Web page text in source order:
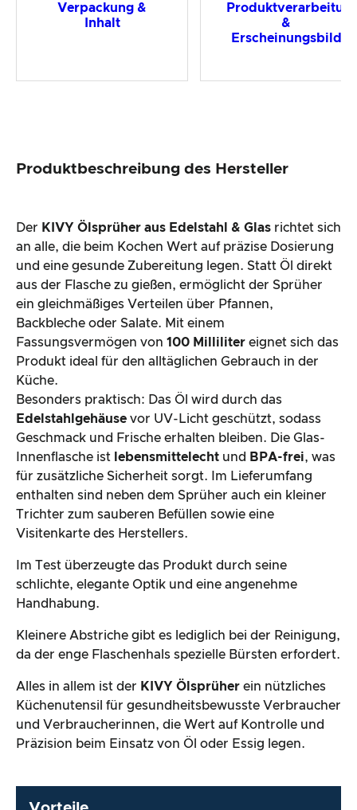
Verpackung &
Inhalt
&
Erscheinungsbild
Produktbeschreibung des Hersteller
Der KIVY Ölsprüher aus Edelstahl & Glas richtet sich
an alle, die beim Kochen Wert auf präzise Dosierung
und eine gesunde Zubereitung legen. Statt Öl direkt
aus der Flasche zu gießen, ermöglicht der Sprüher
ein gleichmäßiges Verteilen über Pfannen,
Backbleche oder Salate. Mit einem
Fassungsvermögen von 100 Milliliter eignet sich das
Produkt ideal für den alltäglichen Gebrauch in der
Küche.
Besonders praktisch: Das Öl wird durch das
Edelstahlgehäuse vor UV-Licht geschützt, sodass
Geschmack und Frische erhalten bleiben. Die Glas-
Innenflasche ist
lebensmittelecht und BPA-frei, was
für zusätzliche Sicherheit sorgt. Im Lieferumfang
enthalten sind neben dem Sprüher auch ein kleiner
Trichter zum sauberen Befüllen sowie eine
Visitenkarte des Herstellers.
Im Test überzeugte das Produkt durch seine
schlichte, elegante Optik und eine angenehme
Handhabung.
Kleinere Abstriche gibt es lediglich bei der Reinigung,
da der enge Flaschenhals spezielle Bürsten erfordert.
Alles in allem ist der KIVY Ölsprüher ein nützliches
Küchenutensil für gesundheitsbewusste Verbraucher
und Verbraucherinnen, die Wert auf Kontrolle und
Präzision beim Einsatz von Öl oder Essig legen.